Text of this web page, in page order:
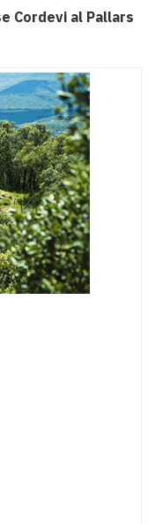
Cordevi al Pallars